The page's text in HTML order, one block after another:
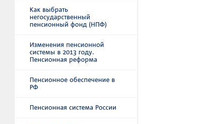
Как выбрать
негосударственный
пенсионный фонд (НПФ)
Изменения пенсионной
системы в 2013 году.
Пенсионная реформа
Пенсионное обеспечение в
РФ
Пенсионная система России